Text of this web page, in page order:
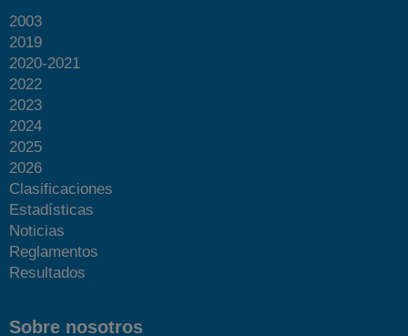
2003
2019
2020-2021
2022
2023
2024
2025
2026
Clasificaciones
Estadísticas
Noticias
Reglamentos
Resultados
Sobre nosotros